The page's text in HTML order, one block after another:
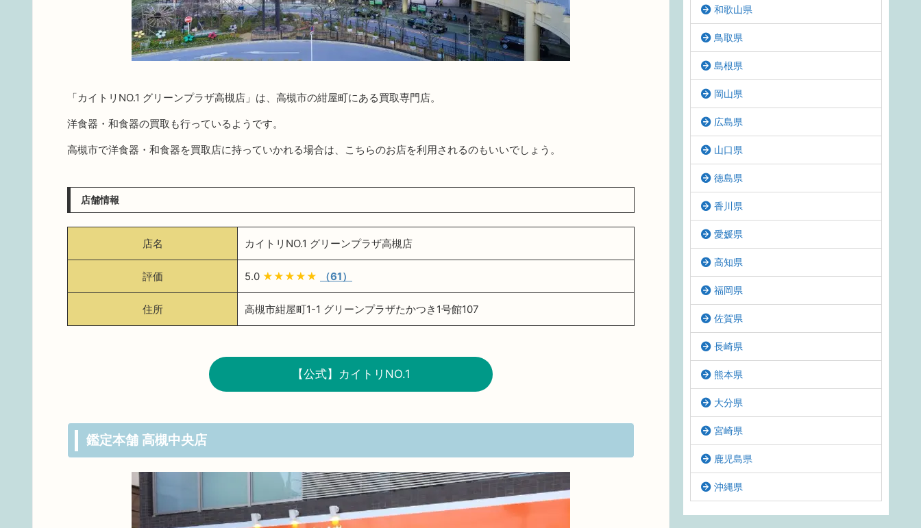
「カイトリNO.1 グリーンプラザ高槻店」は、高槻市の紺屋町にある買取専門店。
洋食器・和食器の買取も行っているようです。
高槻市で洋食器・和食器を買取店に持っていかれる場合は、こちらのお店を利用されるのもいいでしょう。
店舗情報
店名 カイトリNO.1 グリーンプラザ高槻店
評価 5.0 ★★★★★ （61）
住所 高槻市紺屋町1-1 グリーンプラザたかつき1号館107
【公式】カイトリNO.1
鑑定本舗 高槻中央店
和歌山県
鳥取県
島根県
岡山県
広島県
山口県
徳島県
香川県
愛媛県
高知県
福岡県
佐賀県
長崎県
熊本県
大分県
宮崎県
鹿児島県
沖縄県